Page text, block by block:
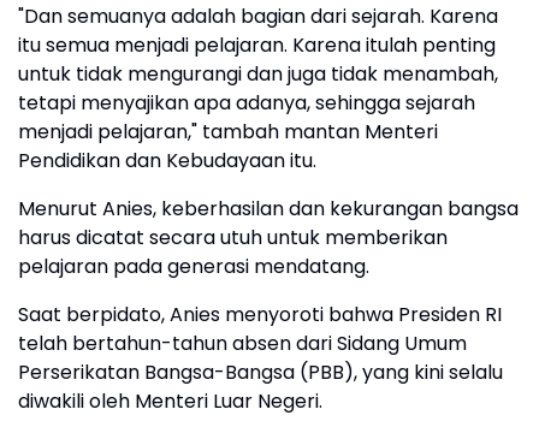
"Dan semuanya adalah bagian dari sejarah. Karena
itu semua menjadi pelajaran. Karena itulah penting
untuk tidak mengurangi dan juga tidak menambah,
tetapi menyajikan apa adanya, sehingga sejarah
menjadi pelajaran," tambah mantan Menteri
Pendidikan dan Kebudayaan itu.
Menurut Anies, keberhasilan dan kekurangan bangsa
harus dicatat secara utuh untuk memberikan
pelajaran pada generasi mendatang.
Saat berpidato, Anies menyoroti bahwa Presiden RI
telah bertahun-tahun absen dari Sidang Umum
Perserikatan Bangsa-Bangsa (PBB), yang kini selalu
diwakili oleh Menteri Luar Negeri.